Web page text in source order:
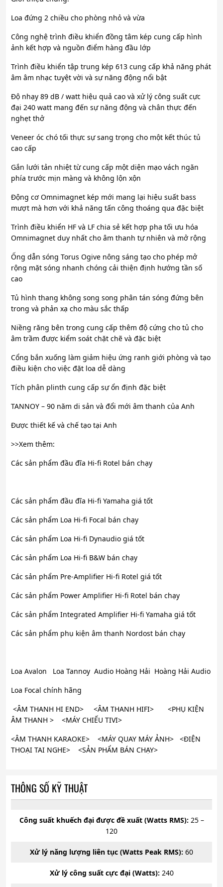
Loa đứng 2 chiều cho phòng nhỏ và vừa
Công nghệ trình điều khiển đồng tâm kép cung cấp hình
ảnh kết hợp và nguồn điểm hàng đầu lớp
Trình điều khiển tập trung kép 613 cung cấp khả năng phát
âm âm nhạc tuyệt vời và sự năng động nổi bật
Độ nhạy 89 dB / watt hiệu quả cao và xử lý công suất cực
đại 240 watt mang đến sự năng động và chân thực đến
nghẹt thở
Veneer óc chó tối thực sự sang trọng cho một kết thúc tủ
cao cấp
Gắn lưới tản nhiệt từ cung cấp một diện mạo vách ngăn
phía trước mịn màng và không lộn xộn
Động cơ Omnimagnet kép mới mang lại hiệu suất bass
mượt mà hơn với khả năng tấn công thoáng qua đặc biệt
Trình điều khiển HF và LF chia sẻ kết hợp pha tối ưu hóa
Omnimagnet duy nhất cho âm thanh tự nhiên và mở rộng
Ống dẫn sóng Torus Ogive nông sáng tạo cho phép mở
rộng mặt sóng nhanh chóng cải thiện định hướng tần số
cao
Tủ hình thang không song song phân tán sóng đứng bên
trong và phản xạ cho màu sắc thấp
Niềng răng bên trong cung cấp thêm độ cứng cho tủ cho
âm trầm được kiểm soát chặt chẽ và đặc biệt
Cổng bắn xuống làm giảm hiệu ứng ranh giới phòng và tạo
điều kiện cho việc đặt loa dễ dàng
Tích phân plinth cung cấp sự ổn định đặc biệt
TANNOY – 90 năm di sản và đổi mới âm thanh của Anh
Được thiết kế và chế tạo tại Anh
>>Xem thêm:
Các sản phẩm đầu đĩa Hi-fi Rotel bán chạy
Các sản phẩm đầu đĩa Hi-fi Yamaha giá tốt
Các sản phẩm Loa Hi-fi Focal bán chạy
Các sản phẩm Loa Hi-fi Dynaudio giá tốt
Các sản phẩm Loa Hi-fi B&W bán chạy
Các sản phẩm Pre-Amplifier Hi-fi Rotel giá tốt
Các sản phẩm Power Amplifier Hi-fi Rotel bán chạy
Các sản phẩm Integrated Amplifier Hi-fi Yamaha giá tốt
Các sản phẩm phụ kiện âm thanh Nordost bán chạy
Loa Avalon Loa Tannoy Audio Hoàng Hải Hoàng Hải Audio
Loa Focal chính hãng
<ÂM THANH HI END> <ÂM THANH HIFI> <PHỤ KIỆN
ÂM THANH > <MÁY CHIẾU TIVI>
<ÂM THANH KARAOKE> <MÁY QUAY MÁY ẢNH> <ĐIỆN
THOẠI TAI NGHE> <SẢN PHẨM BÁN CHẠY>
THÔNG SỐ KỸ THUẬT
Công suất khuếch đại được đề xuất (Watts RMS): 25 –
120
Xử lý năng lượng liên tục (Watts Peak RMS): 60
Xử lý công suất cực đại (Watts): 240